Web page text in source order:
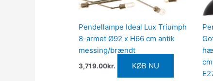
Pendellampe Ideal Lux Triumph
8-armet Ø92 x H66 cm antik
messing/brændt
3,719.00kr. KØB NU